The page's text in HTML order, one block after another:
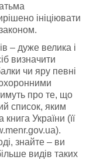
ініціювати
– дуже велика і
визначити
чи яру певні
про те, що
список, яким
України (її
знайте – ви
видів таких